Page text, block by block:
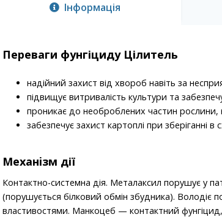
Інформація
Переваги фунгіциду Цілитель
надійний захист від хвороб навіть за
підвищує витривалість культури та
проникає до необроблених частин
забезпечує захист картоплі при зберіганні в
Механiзм дії
Контактно-системна дія. Металаксил порушує у
(порушується білковий обмін збудника).
властивостями. Манкоцеб — контактний фунгіцид,